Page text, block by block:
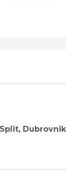
Dubrovnik